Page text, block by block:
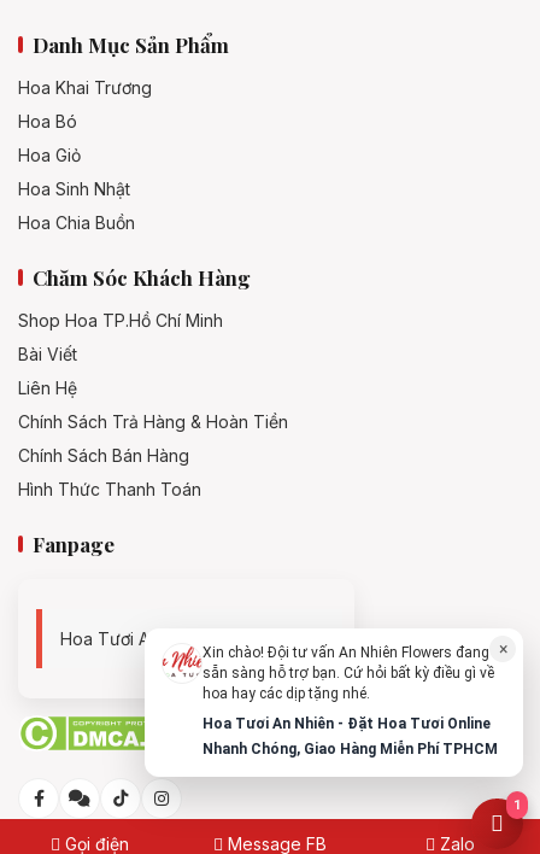
Gọi điện Message FB Zalo
Danh Mục Sản Phẩm
Hoa Khai Trương
Hoa Bó
Hoa Giỏ
Hoa Sinh Nhật
Hoa Chia Buồn
Chăm Sóc Khách Hàng
Shop Hoa TP.Hồ Chí Minh
Bài Viết
Liên Hệ
Chính Sách Trả Hàng & Hoàn Tiền
Chính Sách Bán Hàng
Hình Thức Thanh Toán
Fanpage
Hoa Tươi An Nhiên - 0938494119
×
Xin chào! Đội tư vấn An Nhiên Flowers đang
sẵn sàng hỗ trợ bạn. Cứ hỏi bất kỳ điều gì về
hoa hay các dịp tặng nhé.
Hoa Tươi An Nhiên - Đặt Hoa Tươi Online
Nhanh Chóng, Giao Hàng Miễn Phí TPHCM
1